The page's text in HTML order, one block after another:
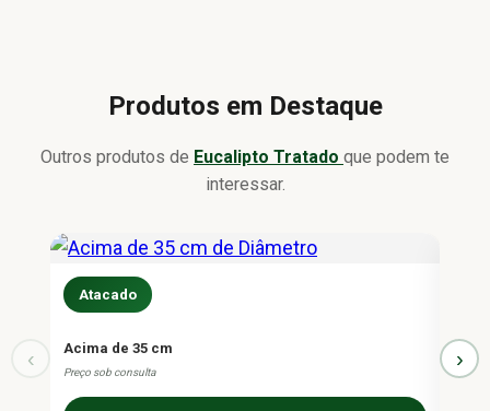
Produtos em Destaque
Outros produtos de Eucalipto Tratado que podem te
interessar.
‹
Atacado
Acima de 35 cm
Preço sob consulta
›